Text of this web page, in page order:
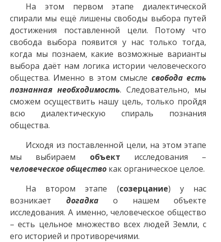
На этом первом этапе диалектической
спирали мы ещё лишены свободы выбора путей
достижения поставленной цели. Потому что
свобода выбора появится у нас только тогда,
когда мы познаем, какие возможные варианты
выбора даёт нам логика истории человеческого
общества. Именно в этом смысле свобода есть
познанная необходимость. Следовательно, мы
сможем осуществить нашу цель, только пройдя
всю диалектическую спираль познания
общества.
Исходя из поставленной цели, на этом этапе
мы выбираем объект исследования –
человеческое общество как органическое целое.
На втором этапе (созерцание) у нас
возникает догадка о нашем объекте
исследования. А именно, человеческое общество
– есть цельное множество всех людей Земли, с
его историей и противоречиями.